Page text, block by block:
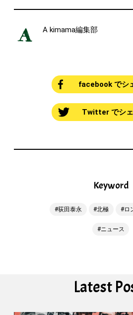
A kimama編集部
facebook でシ
Twitter でシ
Keyword
荻田泰永 北極 ロ
ニュース
Latest